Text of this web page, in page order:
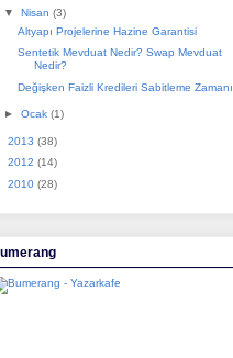
▼ Nisan (3)
Altyapı Projelerine Hazine Garantisi
Sentetik Mevduat Nedir? Swap Mevduat
Nedir?
Değişken Faizli Kredileri Sabitleme Zamanı
► Ocak (1)
2013 (38)
2012 (14)
2010 (28)